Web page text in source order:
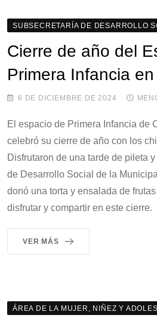
SUBSECRETARÍA DE DESARROLLO
Cierre de año del
Primera Infancia
6 DE DICIEMBRE DE 2024
El espacio de Primera Infancia de
celebró su cierre de año con los
Disfrutaron de una tarde de pileta
de Desarrollo Social de la
donó una torta y ensalada de
disfrutar y compartir en este cierre.
VER MÁS
ÁREA DE LA MUJER, NIÑEZ Y